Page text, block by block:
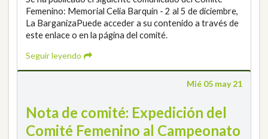
Femenino: Memorial Celia Barquín - 2 al 5 de diciembre,
La BarganizaPuede acceder a su contenido a través de
este enlace o en la página del comité.
Seguir leyendo
Mié 05 may 21
Nota de comité: Expedición del
Comité Femenino al Campeonato